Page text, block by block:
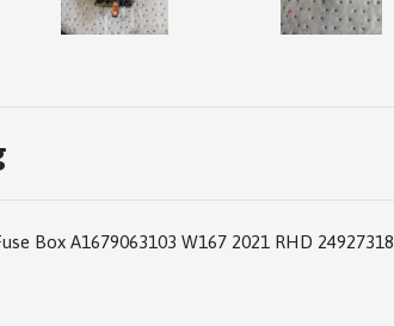
Box A1679063103 W167 2021 RHD 24927318